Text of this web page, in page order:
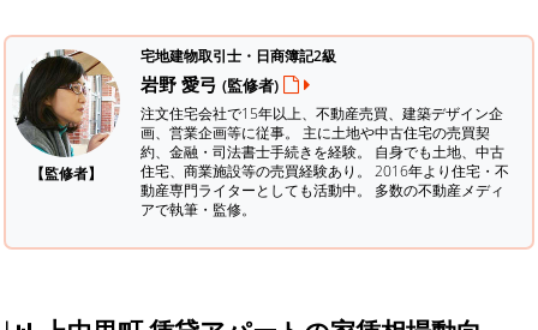
【監修者】
宅地建物取引士・日商簿記2級
岩野 愛弓 (監修者)
注文住宅会社で15年以上、不動産売買、建築デザイン企
画、営業企画等に従事。 主に土地や中古住宅の売買契
約、金融・司法書士手続きを経験。 自身でも土地、中古
住宅、商業施設等の売買経験あり。 2016年より住宅・不
動産専門ライターとしても活動中。 多数の不動産メディ
アで執筆・監修。